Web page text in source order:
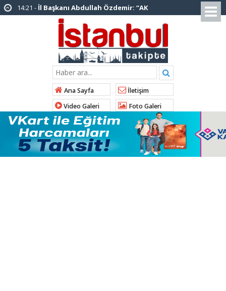
14:20 - Şadi Yazıcı, “Silivri’den alınan talimatla
hakkımda karalama kampanyası yürütülüyor”
AK Parti’ye katılan ilçe belediye
başkanlarından İl Başkanı Özdemir’e ziyaret
Tuzla Belediye Başkanı Eren Ali
Bingöl’den İBB’ye tepki
İstanbul Emniyet Müdürlüğünden
“Gök Kubbe’de, Mavi Vatan’da, Şanlı Topraklarda:
İstanbul Emniyeti Her Yerde” paylaşımı
19:26 -Çekmeköy Belediye Başkanı Orhan
Çerkez AK Parti’ye katıldı
Ana Sayfa
İletişim
Video Galeri
Foto Galeri